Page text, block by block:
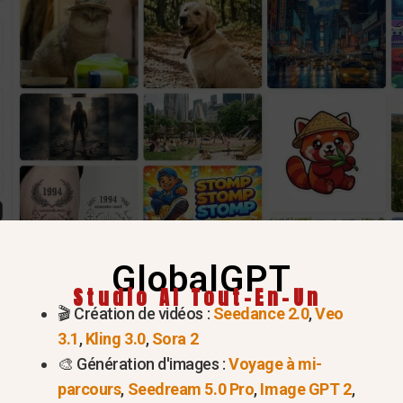
Essayez Nano Banana 2 maintenant >
Banana 2 (Gemini 3.1
conversion texte-image de pointe de Google,
GlobalGPT
Studio AI Tout-En-Un
🎬 Création de vidéos : Seedance 2.0,Veo
3.1,Kling 3.0,Sora 2
🎨 Génération d'images :Voyage à mi-
parcours, Seedream 5.0 Pro,Image GPT 2,